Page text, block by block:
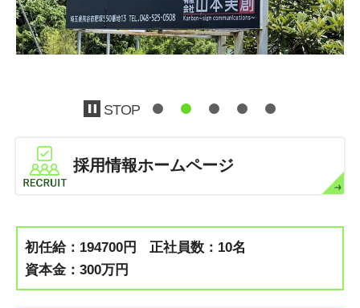
STOP
採用情報ホームページ
初任給：194700円
正社員数：10名
資本金：300万円